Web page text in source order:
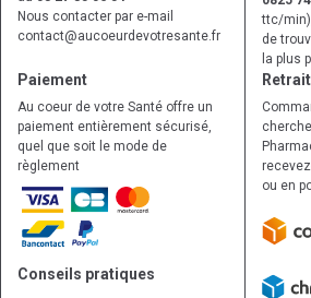
Nous contacter par e-mail
contact@aucoeurdevotresante.fr
ttc/
de
la plus
Paiement
Au coeur de votre Santé offre un
paiement entièrement sécurisé,
quel que soit le mode de
règlement
Conseils pratiques
ou en